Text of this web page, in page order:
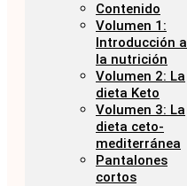
Contenido
Volumen 1:
Introducción a
la nutrición
Volumen 2: La
dieta Keto
Volumen 3: La
dieta ceto-
mediterránea
Pantalones
cortos